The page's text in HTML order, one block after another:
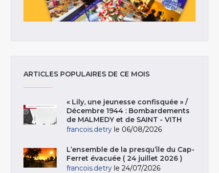
ARTICLES POPULAIRES DE CE MOIS
« Lily, une jeunesse confisquée » /
Décembre 1944 : Bombardements
de MALMEDY et de SAINT - VITH
francois.detry le 06/08/2026
L’ensemble de la presqu’île du Cap-
Ferret évacuée ( 24 juillet 2026 )
francois.detry le 24/07/2026